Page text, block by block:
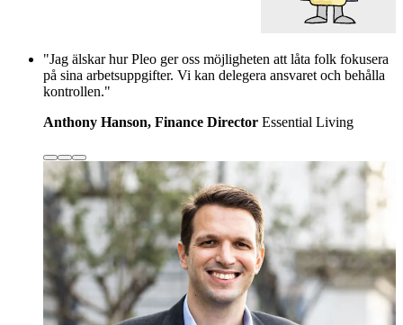
"Jag älskar hur Pleo ger oss möjligheten att låta folk fokusera
på sina arbetsuppgifter. Vi kan delegera ansvaret och behålla
kontrollen."
Anthony Hanson, Finance Director Essential Living